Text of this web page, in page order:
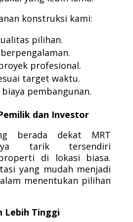
konstruksi kami:
pilihan.
profesional.
target waktu.
pembangunan.
dan Investor
berada dekat MRT
tarik tersendiri
di lokasi biasa.
yang mudah menjadi
menentukan pilihan
Lebih Tinggi